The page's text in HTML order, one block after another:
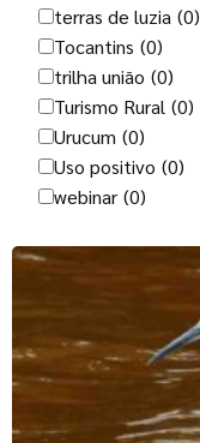
terras de luzia (0)
Tocantins (0)
trilha união (0)
Turismo Rural (0)
Urucum (0)
Uso positivo (0)
webinar (0)